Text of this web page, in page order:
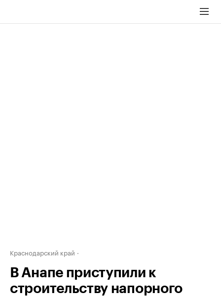
Краснодарский край
В Анапе приступили к
строительству напорного